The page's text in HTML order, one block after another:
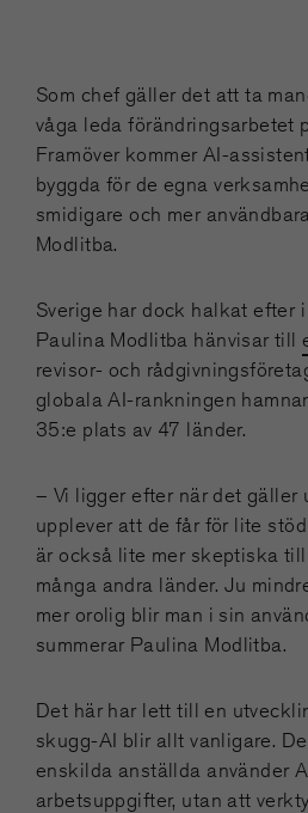
Som chef gäller det att ta
våga leda förändringsarbetet
Framöver kommer AI-
byggda för de egna
smidigare och mer
Modlitba.
Sverige har dock halkat efter
Paulina Modlitba hänvisar till
revisor- och
globala AI-rankningen
35:e plats av 47 länder.
– Vi ligger efter när det gäller
upplever att de får för lite
är också lite mer skeptiska
många andra länder. Ju
mer orolig blir man i sin
summerar Paulina Modlitba.
Det här har lett till en
skugg-AI blir allt vanligare.
enskilda anställda använder
arbetsuppgifter, utan att